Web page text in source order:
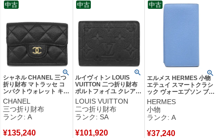
シャネル CHANEL 三つ
折り財布 マトラッセ コ
ンパクトウォレット キャ
ビアスキン ブラック ゴ
ールド金具 ココマーク
AP0230 ランダムシリア
ル 【箱】 【中古】中古
CHANEL
三つ折り財布
ランク: A
¥135,240
中古
ルイヴィトン LOUIS
VUITTON 二つ折り財布
ポルトフォイユ クレア
モノグラムアンプラント
ノワール ゴールド金具
黒 コンパクト M29202
RFID 【箱】 【中古】新
LOUIS VUITTON
二つ折り財布
ランク: SA
¥101,920
中古
エルメス HERMES 小物
エテュイ スマートクラシ
ック ヴォーエプソン ブル
ーパラダイス スマホケー
ス カードケース マルチケ
ース □R 【箱】 【中古】
中古美品
HERMES
小物
ランク: A
¥37,240
中古